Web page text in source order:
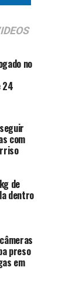
no
24
com
de
dentro
preso
em